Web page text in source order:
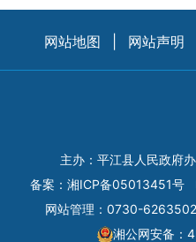
网站地图 网站声明
主办：平江县人民政府
备案： 湘ICP备05013451号
网站管理：0730-6263502
湘公网安备：